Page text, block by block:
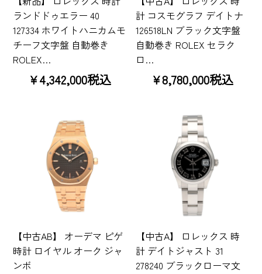
ランドドゥエラー 40
127334 ホワイトハニカムモ
チーフ文字盤 自動巻き
ROLEX…
¥4,342,000税込
計 コスモグラフ デイトナ
126518LN ブラック文字盤
自動巻き ROLEX セラク
ロ…
¥8,780,000税込
【中古AB】 オーデマ ピゲ
時計 ロイヤル オーク ジャ
ンボ
【中古A】 ロレックス 時
計 デイトジャスト 31
278240 ブラックローマ文